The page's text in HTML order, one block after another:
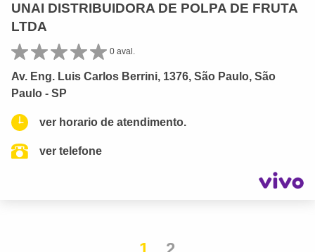
UNAI DISTRIBUIDORA DE POLPA DE FRUTA
LTDA
0 aval.
Av. Eng. Luis Carlos Berrini, 1376, São Paulo, São
Paulo - SP
ver horario de atendimento.
ver telefone